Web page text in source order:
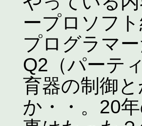
ープロソフ
プログラマ
Q2（パーテ
育器の制御
か・・。20